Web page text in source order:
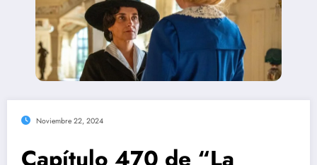
Noviembre 22, 2024